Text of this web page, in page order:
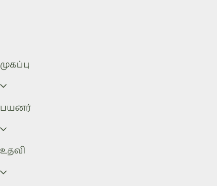
முகப்பு
பயனர்
உதவி